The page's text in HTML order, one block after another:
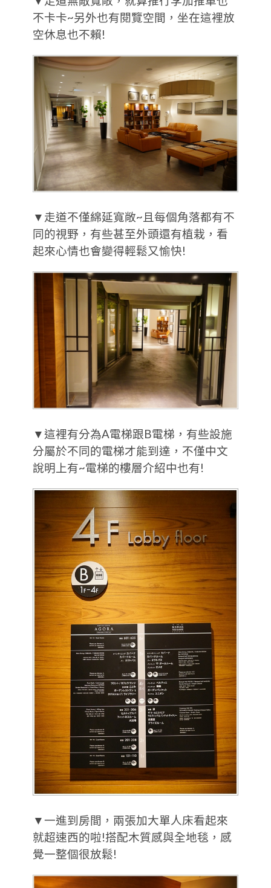
不卡卡~另外也有閱覽空間，坐在這裡放
空休息也不賴!
▼走道不僅綿延寬敞~且每個角落都有不
同的視野，有些甚至外頭還有植栽，看
起來心情也會變得輕鬆又愉快!
▼這裡有分為A電梯跟B電梯，有些設施
分屬於不同的電梯才能到達，不僅中文
說明上有~電梯的樓層介紹中也有!
▼一進到房間，兩張加大單人床看起來
就超速西的啦!搭配木質感與全地毯，感
覺一整個很放鬆!